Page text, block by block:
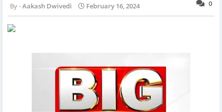
0
Aakash Dwivedi February 16, 2024